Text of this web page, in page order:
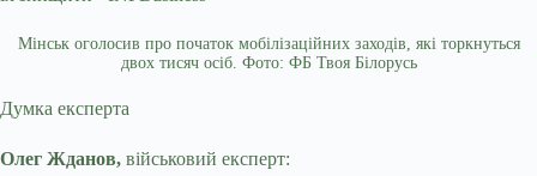
Мінськ оголосив про початок мобілізаційних заходів, які торкнуться
двох тисяч осіб. Фото: ФБ Твоя Білорусь
Думка експерта
Олег Жданов, військовий експерт: